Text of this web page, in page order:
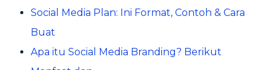
Social Media Plan: Ini Format, Contoh & Cara
Buat
Apa itu Social Media Branding? Berikut